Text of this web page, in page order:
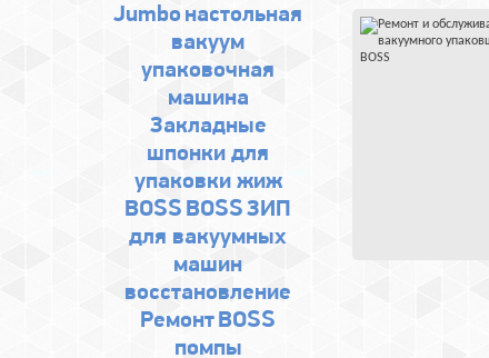
Jumbo настольная
вакуум
упаковочная
машина
Закладные
шпонки для
упаковки жиж
BOSS BOSSЗИП
для вакуумных
машин
восстановление
Ремонт BOSS
помпы